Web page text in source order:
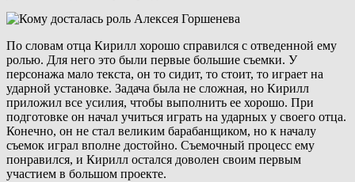
По словам отца Кирилл хорошо справился с отведенной ему
ролью. Для него это были первые большие съемки. У
персонажа мало текста, он то сидит, то стоит, то играет на
ударной установке. Задача была не сложная, но Кирилл
приложил все усилия, чтобы выполнить ее хорошо. При
подготовке он начал учиться играть на ударных у своего отца.
Конечно, он не стал великим барабанщиком, но к началу
съемок играл вполне достойно. Съемочный процесс ему
понравился, и Кирилл остался доволен своим первым
участием в большом проекте.